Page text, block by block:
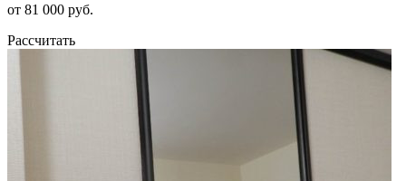
от 81 000 руб.
Рассчитать